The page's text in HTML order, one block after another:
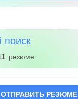
резюме
ОТПРАВИТЬ РЕЗЮМЕ